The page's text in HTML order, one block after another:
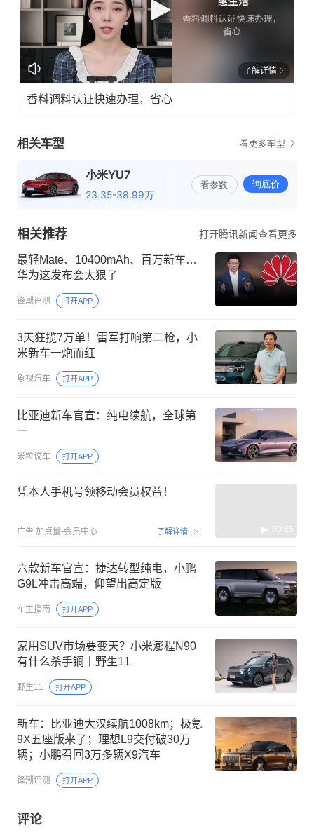
了解详情
香料调料认证快速办理，省心
相关推荐 打开腾讯新闻查看更多
最轻Mate、10400mAh、百万新车…
华为这发布会太狠了
锋潮评测 打开APP
3天狂揽7万单！雷军打响第二枪，小
米新车一炮而红
象视汽车 打开APP
比亚迪新车官宣：纯电续航，全球第
一
米粒说车 打开APP
凭本人手机号领移动会员权益！
广告 加点量-会员中心 了解详情 00:15
六款新车官宣：捷达转型纯电，小鹏
G9L冲击高端，仰望出高定版
车主指南 打开APP
家用SUV市场要变天？小米澎程N90
有什么杀手锏丨野生11
野生11 打开APP
新车：比亚迪大汉续航1008km；极氪
9X五座版来了；理想L9交付破30万
辆；小鹏召回3万多辆X9汽车
锋潮评测 打开APP
评论